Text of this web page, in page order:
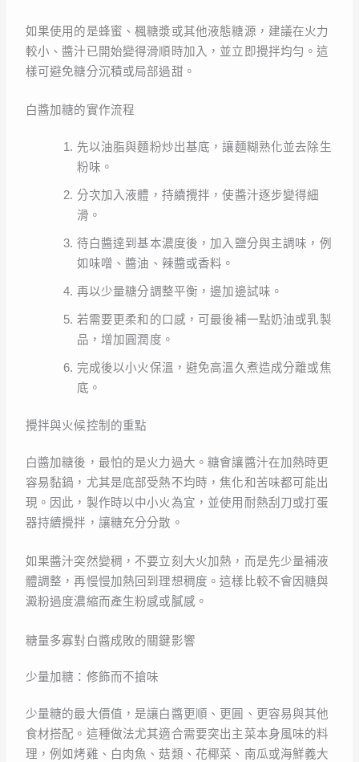
如果使用的是蜂蜜、楓糖漿或其他液態糖源，建議在火力
較小、醬汁已開始變得滑順時加入，並立即攪拌均勻。這
樣可避免糖分沉積或局部過甜。
白醬加糖的實作流程
先以油脂與麵粉炒出基底，讓麵糊熟化並去除生
粉味。
分次加入液體，持續攪拌，使醬汁逐步變得細
滑。
待白醬達到基本濃度後，加入鹽分與主調味，例
如味噌、醬油、辣醬或香料。
再以少量糖分調整平衡，邊加邊試味。
若需要更柔和的口感，可最後補一點奶油或乳製
品，增加圓潤度。
完成後以小火保溫，避免高溫久煮造成分離或焦
底。
攪拌與火候控制的重點
白醬加糖後，最怕的是火力過大。糖會讓醬汁在加熱時更
容易黏鍋，尤其是底部受熱不均時，焦化和苦味都可能出
現。因此，製作時以中小火為宜，並使用耐熱刮刀或打蛋
器持續攪拌，讓糖充分分散。
如果醬汁突然變稠，不要立刻大火加熱，而是先少量補液
體調整，再慢慢加熱回到理想稠度。這樣比較不會因糖與
澱粉過度濃縮而產生粉感或膩感。
糖量多寡對白醬成敗的關鍵影響
少量加糖：修飾而不搶味
少量糖的最大價值，是讓白醬更順、更圓、更容易與其他
食材搭配。這種做法尤其適合需要突出主菜本身風味的料
理，例如烤雞、白肉魚、菇類、花椰菜、南瓜或海鮮義大